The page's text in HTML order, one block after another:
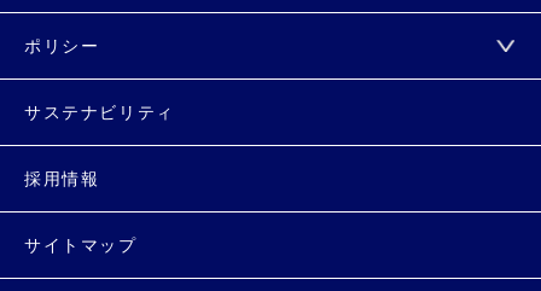
ポリシー
サステナビリティ
採用情報
サイトマップ